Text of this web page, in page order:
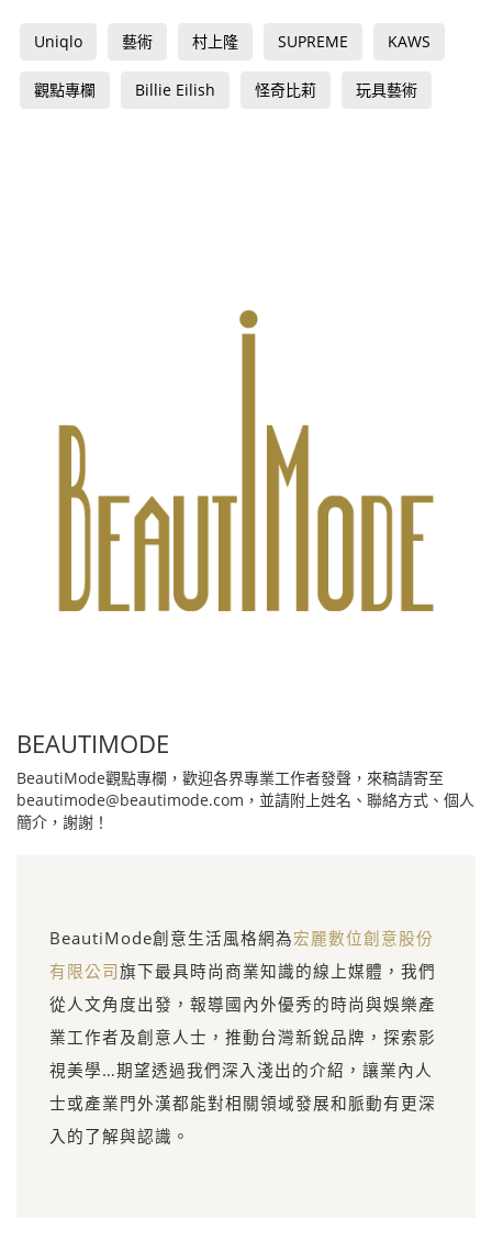
Uniqlo 藝術 村上隆 SUPREME KAWS
觀點專欄 Billie Eilish 怪奇比莉 玩具藝術
BEAUTIMODE
BeautiMode觀點專欄，歡迎各界專業工作者發聲，來稿請寄至
beautimode@beautimode.com，並請附上姓名、聯絡方式、個人
簡介，謝謝！
BeautiMode創意生活風格網為宏麗數位創意股份
有限公司旗下最具時尚商業知識的線上媒體，我們
從人文角度出發，報導國內外優秀的時尚與娛樂產
業工作者及創意人士，推動台灣新銳品牌，探索影
視美學…期望透過我們深入淺出的介紹，讓業內人
士或產業門外漢都能對相關領域發展和脈動有更深
入的了解與認識。